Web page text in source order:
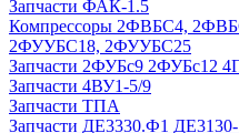
Запчасти ФАК-1.5
Компрессоры 2ФВБС4,
2ФУУБС18, 2ФУУБС25
Запчасти 2ФУБс9 2ФУБс12
Запчасти 4ВУ1-5/9
Запчасти ТПА
Запчасти ДЕ3330.Ф1